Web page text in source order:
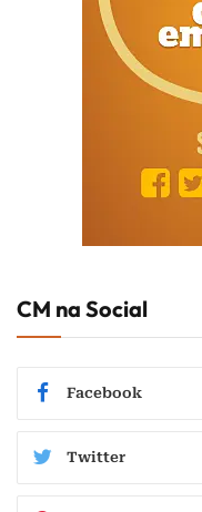
CM na Social
Facebook
Twitter